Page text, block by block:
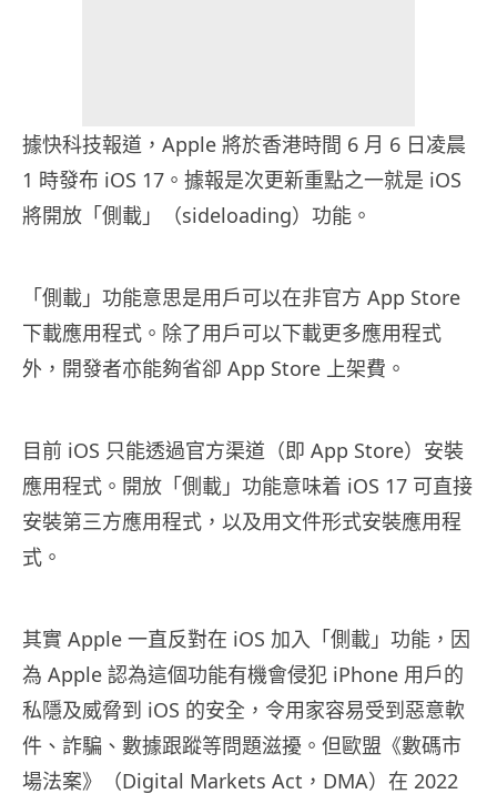
據快科技報道，Apple 將於香港時間 6 月 6 日凌晨
1 時發布 iOS 17。據報是次更新重點之一就是 iOS
將開放「側載」（sideloading）功能。
「側載」功能意思是用戶可以在非官方 App Store
下載應用程式。除了用戶可以下載更多應用程式
外，開發者亦能夠省卻 App Store 上架費。
目前 iOS 只能透過官方渠道（即 App Store）安裝
應用程式。開放「側載」功能意味着 iOS 17 可直接
安裝第三方應用程式，以及用文件形式安裝應用程
式。
其實 Apple 一直反對在 iOS 加入「側載」功能，因
為 Apple 認為這個功能有機會侵犯 iPhone 用戶的
私隱及威脅到 iOS 的安全，令用家容易受到惡意軟
件、詐騙、數據跟蹤等問題滋擾。但歐盟《數碼市
場法案》（Digital Markets Act，DMA）在 2022